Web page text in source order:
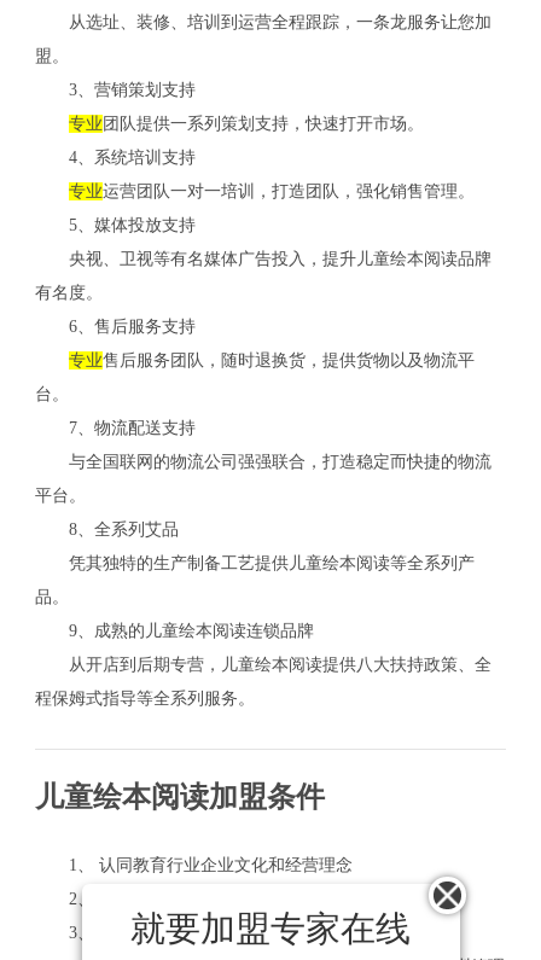
就要加盟专家在线
从选址、装修、培训到运营全程跟踪，一条龙服务让您加
盟。
3、营销策划支持
专业 团队提供一系列策划支持，快速打开市场。
4、系统培训支持
专业运营团队一对一培训，打造团队，强化销售管理。
5、媒体投放支持
央视、卫视等有名媒体广告投入，提升儿童绘本阅读品牌
有名度。
6、售后服务支持
专业售后服务团队，随时退换货，提供货物以及物流平
台。
7、物流配送支持
与全国联网的物流公司强强联合，打造稳定而快捷的物流
平台。
8、全系列艾品
凭其独特的生产制备工艺提供儿童绘本阅读等全系列产
品。
9、成熟的儿童绘本阅读连锁品牌
从开店到后期专营，儿童绘本阅读提供八大扶持政策、全
程保姆式指导等全系列服务。
儿童绘本阅读加盟条件
1、 认同教育行业企业文化和经营理念
2、 热衷于服务行业，有较强的进取精神
3、 具有一定的经济实力和能力，能承担市场的能力